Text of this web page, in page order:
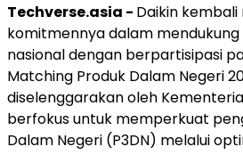
Techverse.asia - Daikin
komitmennya dalam
nasional dengan berpartisipasi
Matching Produk Dalam Negeri
diselenggarakan oleh
berfokus untuk memperkuat
Dalam Negeri (P3DN) melalui